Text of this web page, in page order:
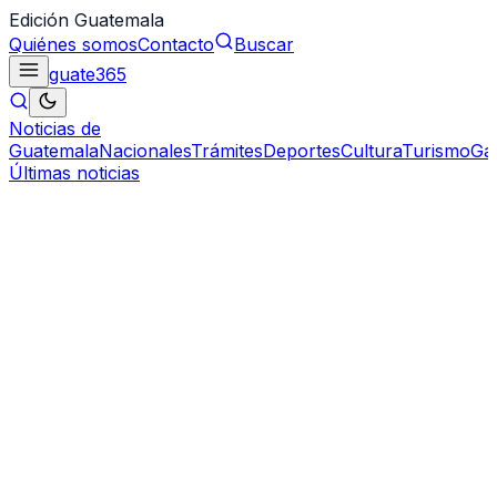
Edición Guatemala
Quiénes somosContacto
Buscar
guate365
Noticias de
GuatemalaNacionalesTrámitesDeportesCulturaTurismo
Últimas noticias